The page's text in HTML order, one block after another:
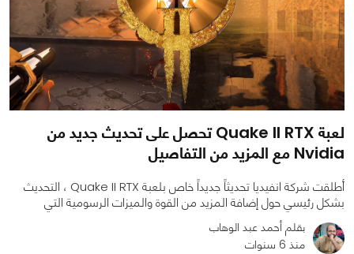
لعبة Quake II RTX تحصل على تحديث جديد من
Nvidia مع المزيد من التفاصيل
أطلقت شركة انفيديا تحديثاً جديداً خاص بلعبة Quake II RTX ، التحديث
بشكل رئيسي حول إضافة المزيد من القوة والميزات الرسومية التي
بقلم أحمد عبد الوهاب
منذ 6 سنوات